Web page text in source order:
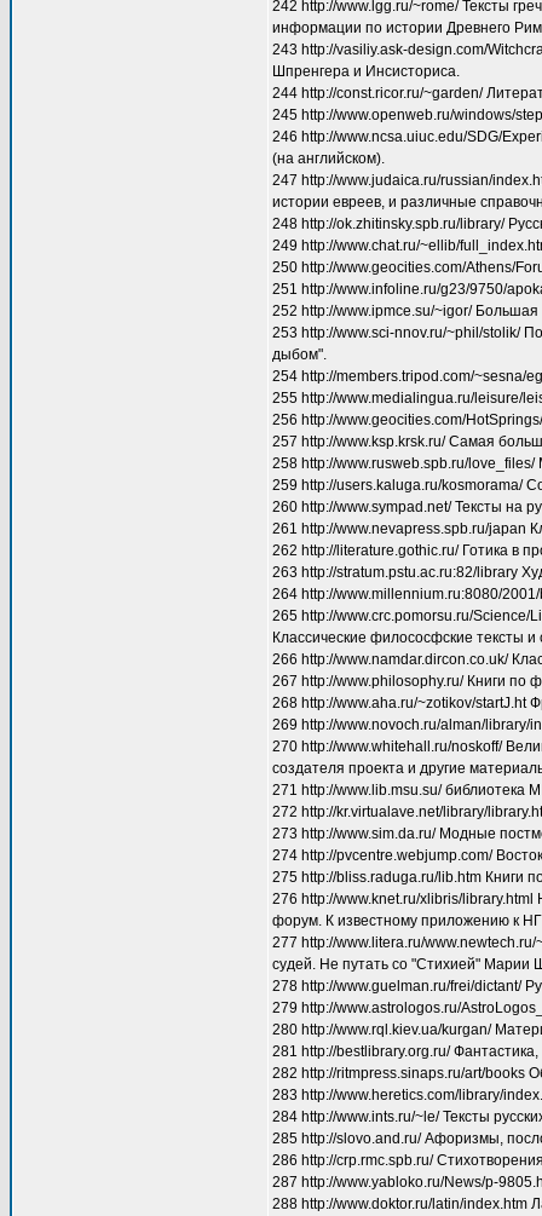
242 http://www.lgg.ru/~rome/ Тексты
информации по истории Древнего
243 http://vasiliy.ask-design.com/
Шпренгера и Инсисториса.
244 http://const.ricor.ru/~garden/
245 http://www.openweb.ru/windows/
246 http://www.ncsa.uiuc.edu/SDG/
(на английском).
247 http://www.judaica.ru/russian/
истории евреев, и различные
248 http://ok.zhitinsky.spb.ru/library/
249 http://www.chat.ru/~ellib/
250 http://www.geocities.com/Athens/
251 http://www.infoline.ru/g23/9750/
252 http://www.ipmce.su/~igor/ Большая
253 http://www.sci-nnov.ru/~phil/stolik/
дыбом".
254 http://members.tripod.com/~sesna/
255 http://www.medialingua.ru/leisure/
256 http://www.geocities.com/
257 http://www.ksp.krsk.ru/ Самая
258 http://www.rusweb.spb.ru/
259 http://users.kaluga.ru/kosmorama/
260 http://www.sympad.net/ Тексты на
261 http://www.nevapress.spb.ru/japan
262 http://literature.gothic.ru/ Готика в
263 http://stratum.pstu.ac.ru:82/library
264 http://www.millennium.ru:8080/
265 http://www.crc.pomorsu.ru/Science/
Классические филососфские тексты
266 http://www.namdar.dircon.co.uk/
267 http://www.philosophy.ru/ Книги по
268 http://www.aha.ru/~zotikov/startJ.ht
269 http://www.novoch.ru/alman/library/
270 http://www.whitehall.ru/noskoff/
создателя проекта и другие
271 http://www.lib.msu.su/ библиотека
272 http://kr.virtualave.net/library/
273 http://www.sim.da.ru/ Модные
274 http://pvcentre.webjump.com/
275 http://bliss.raduga.ru/lib.htm Книги
276 http://www.knet.ru/xlibris/library.html
форум. К известному приложению к
277 http://www.litera.ru/
судей. Не путать со "Стихией" Марии
278 http://www.guelman.ru/frei/dictant/
279 http://www.astrologos.ru/
280 http://www.rql.kiev.ua/kurgan/
281 http://bestlibrary.org.ru/
282 http://ritmpress.sinaps.ru/art/books
283 http://www.heretics.com/library/
284 http://www.ints.ru/~le/ Тексты
285 http://slovo.and.ru/ Афоризмы,
286 http://crp.rmc.spb.ru/
287 http://www.yabloko.ru/News/p-
288 http://www.doktor.ru/latin/index.htm